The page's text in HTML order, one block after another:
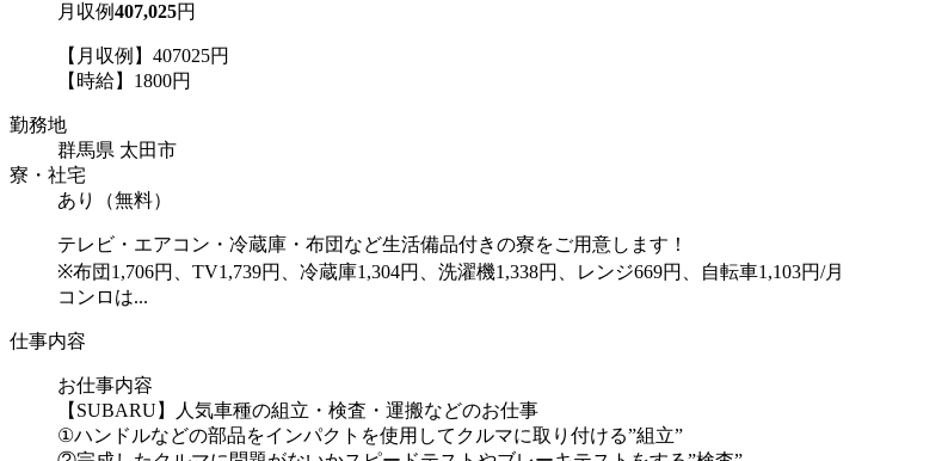
月収例407,025円
【月収例】407025円
【時給】1800円
勤務地
群馬県 太田市
寮・社宅
あり（無料）
テレビ・エアコン・冷蔵庫・布団など生活備品付きの寮をご用意します！
※布団1,706円、TV1,739円、冷蔵庫1,304円、洗濯機1,338円、レンジ669円、自転車1,103円/月
コンロは...
仕事内容
お仕事内容
【SUBARU】人気車種の組立・検査・運搬などのお仕事
①ハンドルなどの部品をインパクトを使用してクルマに取り付ける”組立”